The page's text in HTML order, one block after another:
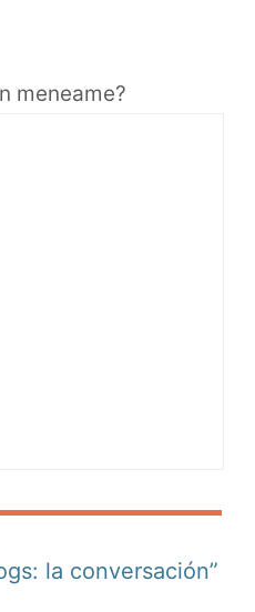
meneame?
la conversación”